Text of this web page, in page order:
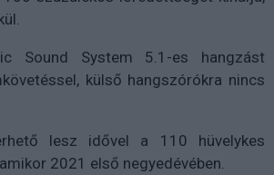
Sound System 5.1-es hangzást
külső hangszórókra nincs
lesz idővel a 110 hüvelykes
2021 első negyedévében.